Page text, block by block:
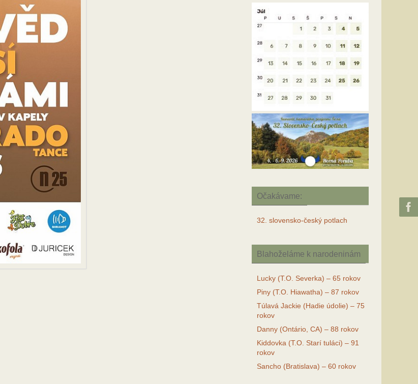
Očakávame:
32. slovensko-český potlach
Blahoželáme k narodeninám
Lucky (T.O. Severka) – 65 rokov
Piny (T.O. Hiawatha) – 87 rokov
Túlavá Jackie (Hadie údolie) – 75
rokov
Danny (Ontário, CA) – 88 rokov
Kiddovka (T.O. Starí tuláci) – 91
rokov
Sancho (Bratislava) – 60 rokov